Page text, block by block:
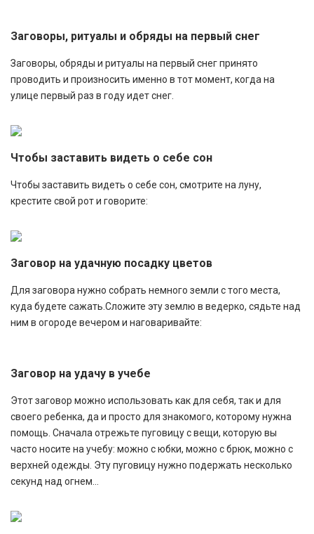
Заговоры, ритуалы и обряды на первый снег
Заговоры, обряды и ритуалы на первый снег принято
проводить и произносить именно в тот момент, когда на
улице первый раз в году идет снег.
Чтобы заставить видеть о себе сон
Чтобы заставить видеть о себе сон, смотрите на луну,
крестите свой рот и говорите:
Заговор на удачную посадку цветов
Для заговора нужно собрать немного земли с того места,
куда будете сажать.Сложите эту землю в ведерко, сядьте над
ним в огороде вечером и наговаривайте:
Заговор на удачу в учебе
Этот заговор можно использовать как для себя, так и для
своего ребенка, да и просто для знакомого, которому нужна
помощь. Сначала отрежьте пуговицу с вещи, которую вы
часто носите на учебу: можно с юбки, можно с брюк, можно с
верхней одежды. Эту пуговицу нужно подержать несколько
секунд над огнем...